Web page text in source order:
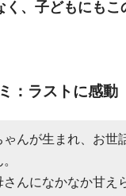
く、子どもにもこ
：ラストに感動
ゃんが生まれ、お世
さんになかなか甘え